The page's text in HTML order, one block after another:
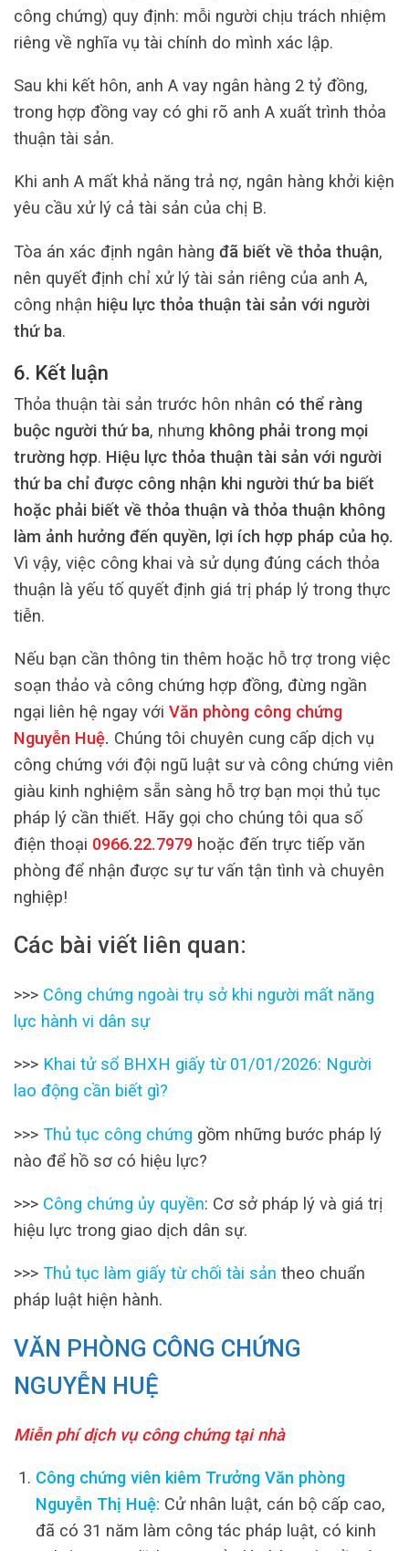
công chứng) quy định: mỗi người chịu trách nhiệm
riêng về nghĩa vụ tài chính do mình xác lập.
Sau khi kết hôn, anh A vay ngân hàng 2 tỷ đồng,
trong hợp đồng vay có ghi rõ anh A xuất trình thỏa
thuận tài sản.
Khi anh A mất khả năng trả nợ, ngân hàng khởi kiện
yêu cầu xử lý cả tài sản của chị B.
Tòa án xác định ngân hàng đã biết về thỏa thuận,
nên quyết định chỉ xử lý tài sản riêng của anh A,
công nhận hiệu lực thỏa thuận tài sản với người
thứ ba.
6. Kết luận
Thỏa thuận tài sản trước hôn nhân có thể ràng
buộc người thứ ba, nhưng không phải trong mọi
trường hợp. Hiệu lực thỏa thuận tài sản với người
thứ ba chỉ được công nhận khi người thứ ba biết
hoặc phải biết về thỏa thuận và thỏa thuận không
làm ảnh hưởng đến quyền, lợi ích hợp pháp của họ.
Vì vậy, việc công khai và sử dụng đúng cách thỏa
thuận là yếu tố quyết định giá trị pháp lý trong thực
tiễn.
Nếu bạn cần thông tin thêm hoặc hỗ trợ trong việc
soạn thảo và công chứng hợp đồng, đừng ngần
ngại liên hệ ngay với Văn phòng công chứng
Nguyễn Huệ. Chúng tôi chuyên cung cấp dịch vụ
công chứng với đội ngũ luật sư và công chứng viên
giàu kinh nghiệm sẵn sàng hỗ trợ bạn mọi thủ tục
pháp lý cần thiết. Hãy gọi cho chúng tôi qua số
điện thoại 0966.22.7979 hoặc đến trực tiếp văn
phòng để nhận được sự tư vấn tận tình và chuyên
nghiệp!
Các bài viết liên quan:
>>> Công chứng ngoài trụ sở khi người mất năng
lực hành vi dân sự
>>> Khai tử sổ BHXH giấy từ 01/01/2026: Người
lao động cần biết gì?
>>> Thủ tục công chứng gồm những bước pháp lý
nào để hồ sơ có hiệu lực?
>>> Công chứng ủy quyền: Cơ sở pháp lý và giá trị
hiệu lực trong giao dịch dân sự.
>>> Thủ tục làm giấy từ chối tài sản theo chuẩn
pháp luật hiện hành.
VĂN PHÒNG CÔNG CHỨNG
NGUYỄN HUỆ
Miễn phí dịch vụ công chứng tại nhà
Công chứng viên kiêm Trưởng Văn phòng
Nguyễn Thị Huệ: Cử nhân luật, cán bộ cấp cao,
đã có 31 năm làm công tác pháp luật, có kinh